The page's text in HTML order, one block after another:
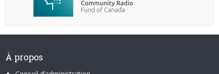
À propos